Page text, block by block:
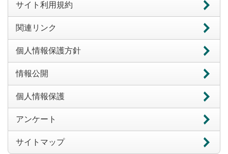
サイト利用規約
関連リンク
個人情報保護方針
情報公開
個人情報保護
アンケート
サイトマップ